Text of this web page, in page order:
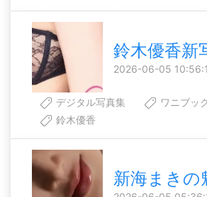
鈴木優香新
2026-06-05
デジタル写真集
ワニブッ
鈴木優香
新海まきの